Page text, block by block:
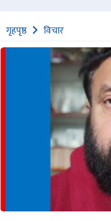
national
गृहपृष्ठ विचार